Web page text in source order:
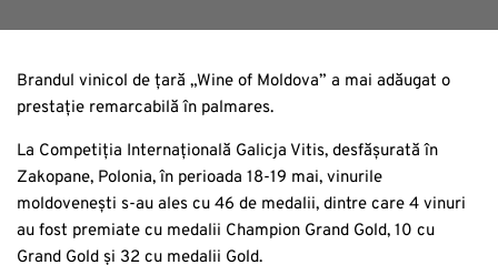
Brandul vinicol de țară „Wine of Moldova” a mai adăugat o
prestație remarcabilă în palmares.
La Competiția Internațională Galicja Vitis, desfășurată în
Zakopane, Polonia, în perioada 18-19 mai, vinurile
moldovenești s-au ales cu 46 de medalii, dintre care 4 vinuri
au fost premiate cu medalii Champion Grand Gold, 10 cu
Grand Gold și 32 cu medalii Gold.